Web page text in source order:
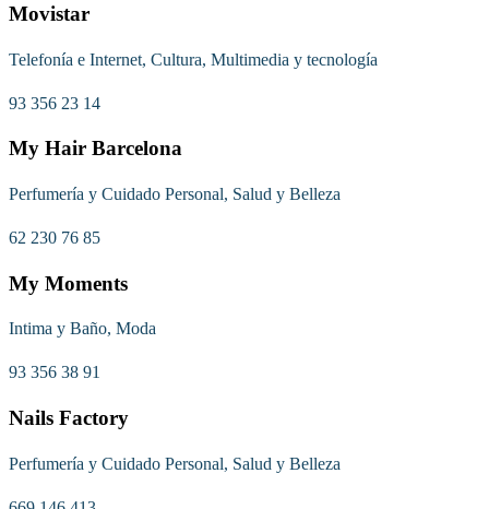
Movistar
Telefonía e Internet, Cultura, Multimedia y tecnología
93 356 23 14
My Hair Barcelona
Perfumería y Cuidado Personal, Salud y Belleza
62 230 76 85
My Moments
Intima y Baño, Moda
93 356 38 91
Nails Factory
Perfumería y Cuidado Personal, Salud y Belleza